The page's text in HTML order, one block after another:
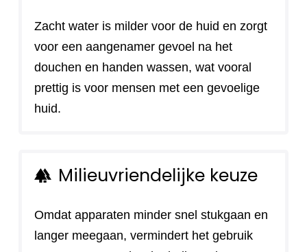
Zacht water is milder voor de huid en zorgt
voor een aangenamer gevoel na het
douchen en handen wassen, wat vooral
prettig is voor mensen met een gevoelige
huid.
forest Milieuvriendelijke keuze
Omdat apparaten minder snel stukgaan en
langer meegaan, vermindert het gebruik